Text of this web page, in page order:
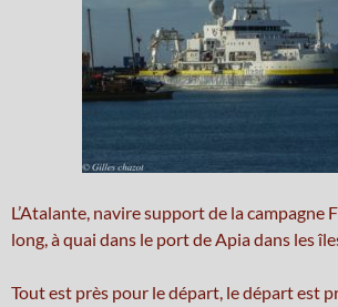
L’Atalante, navire support de la campagne
long, à quai dans le port de Apia dans les
Tout est près pour le départ, le départ est